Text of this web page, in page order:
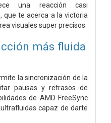
una reacción casi
que te acerca a la victoria
visuales super precisos.
más fluida
la sincronización de la
pausas y retrasos de
de AMD FreeSync
capaz de darte